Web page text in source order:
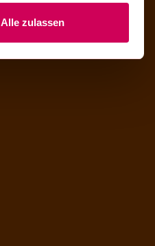
Alle zulassen